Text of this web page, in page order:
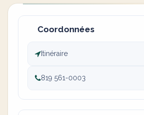
Coordonnées
Itinéraire
819 561-0003